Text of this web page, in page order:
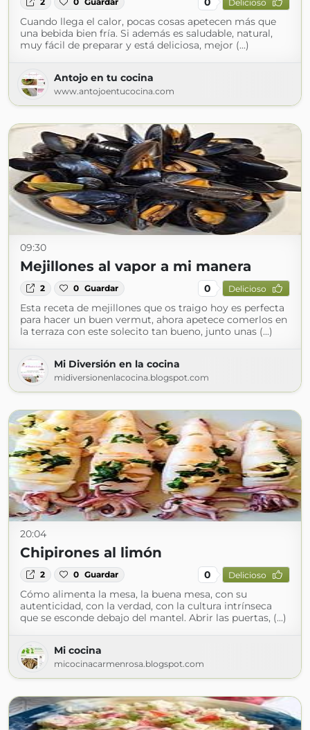
Delicioso
Cuando llega el calor, pocas cosas apetecen más que
una bebida bien fría. Si además es saludable, natural,
muy fácil de preparar y está deliciosa, mejor (...)
Antojo en tu cocina
www.antojoentucocina.com
09:30
Mejillones al vapor a mi manera
2 0 Guardar 0 Delicioso
Esta receta de mejillones que os traigo hoy es perfecta
para hacer un buen vermut, ahora apetece comerlos en
la terraza con este solecito tan bueno, junto unas (...)
Mi Diversión en la cocina
midiversionenlacocina.blogspot.com
20:04
Chipirones al limón
2 0 Guardar 0 Delicioso
Cómo alimenta la mesa, la buena mesa, con su
autenticidad, con la verdad, con la cultura intrínseca
que se esconde debajo del mantel. Abrir las puertas, (...)
Mi cocina
micocinacarmenrosa.blogspot.com